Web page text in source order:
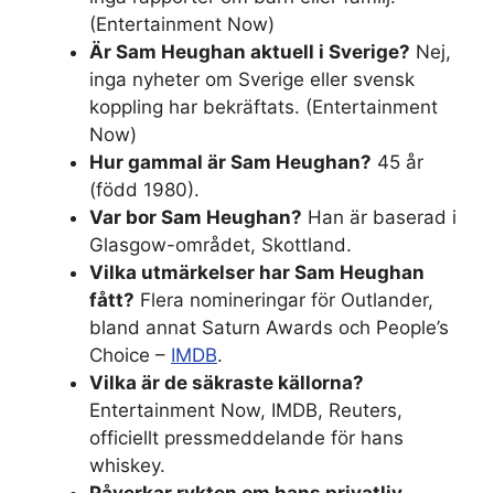
(Entertainment Now)
Är Sam Heughan aktuell i Sverige? Nej,
inga nyheter om Sverige eller svensk
koppling har bekräftats. (Entertainment
Now)
Hur gammal är Sam Heughan? 45 år
(född 1980).
Var bor Sam Heughan? Han är baserad i
Glasgow-området, Skottland.
Vilka utmärkelser har Sam Heughan
fått? Flera nomineringar för Outlander,
bland annat Saturn Awards och People’s
Choice – IMDB.
Vilka är de säkraste källorna?
Entertainment Now, IMDB, Reuters,
officiellt pressmeddelande för hans
whiskey.